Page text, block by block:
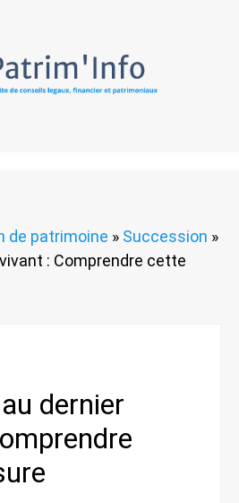
de patrimoine » Succession »
: Comprendre cette
dernier